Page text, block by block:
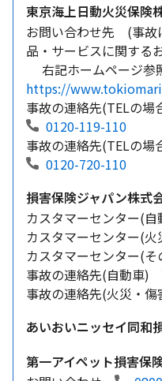
東京海上日動火災保険
お問い合わせ先 (事故
品・サービスに関する
右記ホームページ
https://
事故の連絡先(TELの
0120-119-110
事故の連絡先(TELの
0120-720-110
損害保険ジャパン株式
カスタマーセンター(
カスタマーセンター(
カスタマーセンター(
事故の連絡先(自動車)
事故の連絡先(火災・
あいおいニッセイ同和
第一アイペット損害保